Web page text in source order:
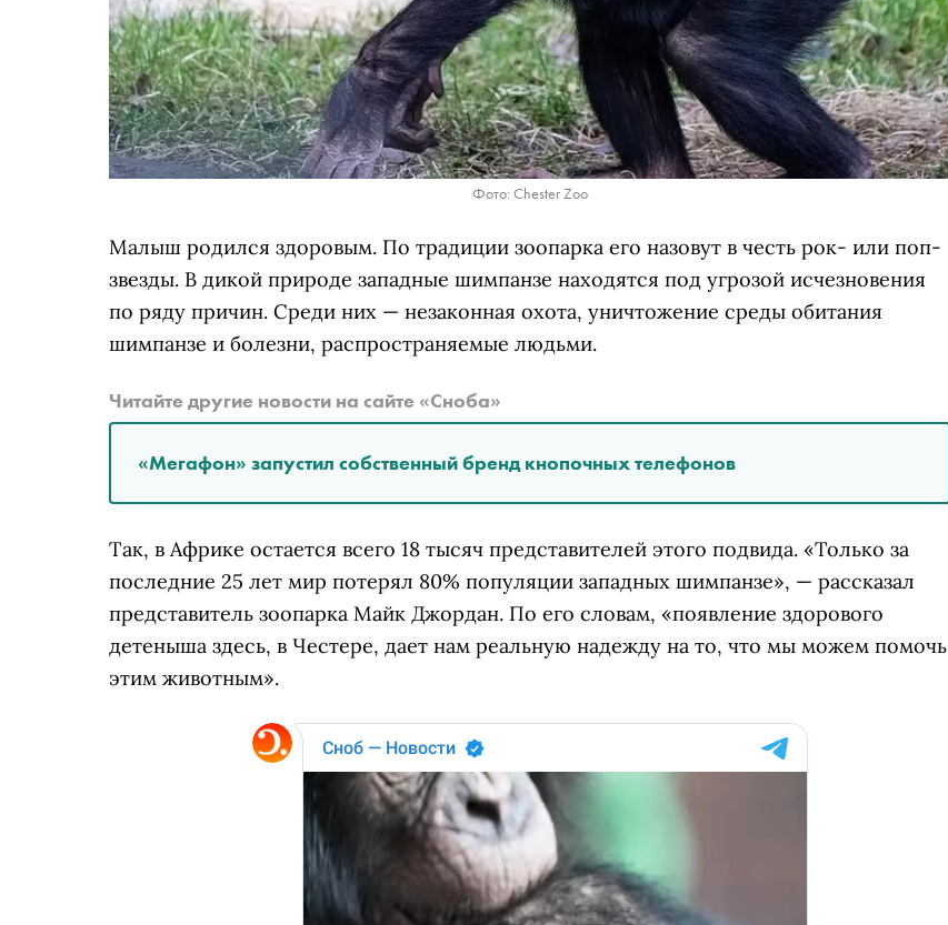
Фото: Chester Zoo
Малыш родился здоровым. По традиции зоопарка его назовут в честь рок- или поп-
звезды. В дикой природе западные шимпанзе находятся под угрозой исчезновения
по ряду причин. Среди них — незаконная охота, уничтожение среды обитания
шимпанзе и болезни, распространяемые людьми.
Читайте другие новости на сайте «Сноба»
«Мегафон» запустил собственный бренд кнопочных телефонов
Так, в Африке остается всего 18 тысяч представителей этого подвида. «Только за
последние 25 лет мир потерял 80% популяции западных шимпанзе», — рассказал
представитель зоопарка Майк Джордан. По его словам, «появление здорового
детеныша здесь, в Честере, дает нам реальную надежду на то, что мы можем помочь
этим животным».